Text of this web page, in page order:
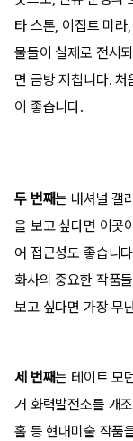
타 스톤, 이집트 미
물들이 실제로 전시
면 금방 지칩니다.
이 좋습니다.
두 번째는 내셔널 갤
을 보고 싶다면 이곳
어 접근성도 좋습니
화사의 중요한 작품
보고 싶다면 가장 무
세 번째는 테이트 모
거 화력발전소를 개
홀 등 현대미술 작품